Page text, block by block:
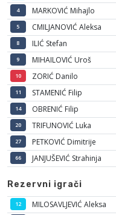
4 MARKOVIĆ Mihajlo
5 CMILJANOVIĆ Aleksa
8 ILIĆ Stefan
9 MIHAILOVIĆ Uroš
10 ZORIĆ Danilo
11 STAMENIĆ Filip
14 OBRENIĆ Filip
20 TRIFUNOVIĆ Luka
27 PETKOVIĆ Dimitrije
66 JANJUŠEVIĆ Strahinja
Rezervni igrači
12 MILOSAVLJEVIĆ Aleksa